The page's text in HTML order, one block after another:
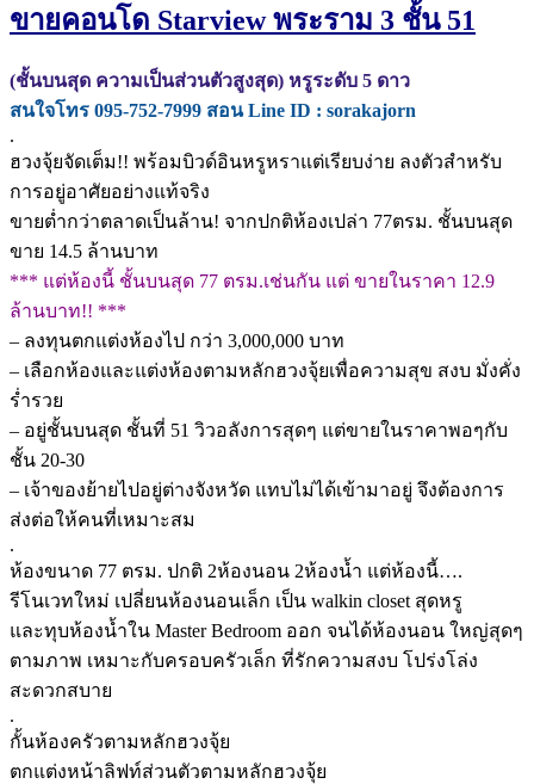
ขายคอนโด Starview พระราม 3 ชั้น 51
(ชั้นบนสุด ความเป็นส่วนตัวสูงสุด) หรูระดับ 5 ดาว
สนใจโทร 095-752-7999 สอน Line ID : sorakajorn
.
ฮวงจุ้ยจัดเต็ม!! พร้อมบิวด์อินหรูหราแต่เรียบง่าย ลงตัวสำหรับ
การอยู่อาศัยอย่างแท้จริง
ขายต่ำกว่าตลาดเป็นล้าน! จากปกติห้องเปล่า 77ตรม. ชั้นบนสุด
ขาย 14.5 ล้านบาท
*** แต่ห้องนี้ ชั้นบนสุด 77 ตรม.เช่นกัน แต่ ขายในราคา 12.9
ล้านบาท!! ***
– ลงทุนตกแต่งห้องไป กว่า 3,000,000 บาท
– เลือกห้องและแต่งห้องตามหลักฮวงจุ้ยเพื่อความสุข สงบ มั่งคั่ง
ร่ำรวย
– อยู่ชั้นบนสุด ชั้นที่ 51 วิวอลังการสุดๆ แต่ขายในราคาพอๆกับ
ชั้น 20-30
– เจ้าของย้ายไปอยู่ต่างจังหวัด แทบไม่ได้เข้ามาอยู่ จึงต้องการ
ส่งต่อให้คนที่เหมาะสม
.
ห้องขนาด 77 ตรม. ปกติ 2ห้องนอน 2ห้องน้ำ แต่ห้องนี้….
รีโนเวทใหม่ เปลี่ยนห้องนอนเล็ก เป็น walkin closet สุดหรู
และทุบห้องน้ำใน Master Bedroom ออก จนได้ห้องนอน ใหญ่สุดๆ
ตามภาพ เหมาะกับครอบครัวเล็ก ที่รักความสงบ โปร่งโล่ง
สะดวกสบาย
.
กั้นห้องครัวตามหลักฮวงจุ้ย
ตกแต่งหน้าลิฟท์ส่วนตัวตามหลักฮวงจุ้ย